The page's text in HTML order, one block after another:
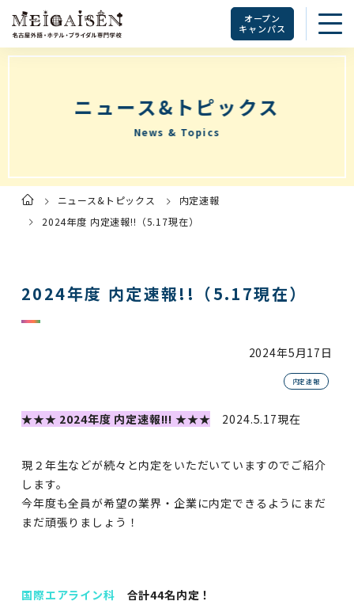
オープン
キャンパス
ニュース&トピックス
News & Topics
ト
プ
ペ
ニュース&トピックス
内定速報
2024年度 内定速報!!（5.17現在）
2024年度 内定速報!!（5.17現在）
2024年5月17日
内定速報
★★★ 2024年度 内定速報!!! ★★★ 2024.5.17現在
現２年生などが続々と内定をいただいていますのでご紹介
します。
今年度も全員が希望の業界・企業に内定できるようにまだ
まだ頑張りましょう！
国際エアライン科
合計44名内定！